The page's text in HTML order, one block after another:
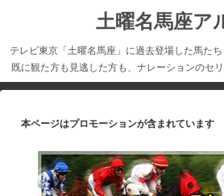
土曜名馬座ア
テレビ東京「土曜名馬座」に過去登場した馬た
既に観た方も見逃した方も、ナレーションのセ
本ページはプロモーションが含まれています